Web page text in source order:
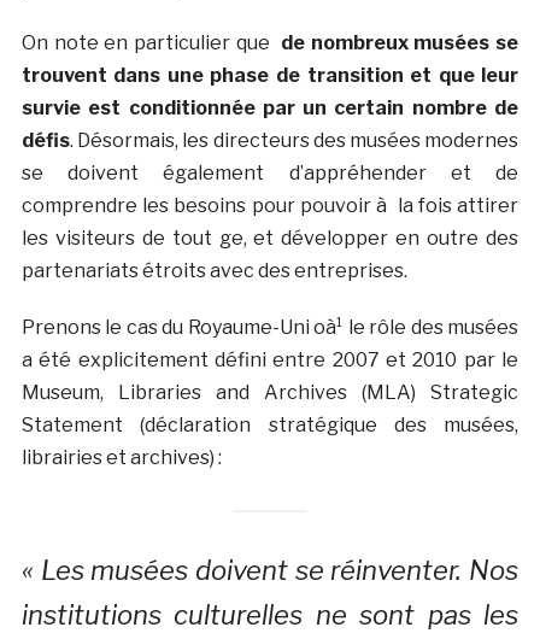
On note en particulier que de nombreux musées se
trouvent dans une phase de transition et que leur
survie est conditionnée par un certain nombre de
défis. Désormais, les directeurs des musées modernes
se doivent également d’appréhender et de
comprendre les besoins pour pouvoir à la fois attirer
les visiteurs de tout ge, et développer en outre des
partenariats étroits avec des entreprises.
Prenons le cas du Royaume-Uni oà¹ le rôle des musées
a été explicitement défini entre 2007 et 2010 par le
Museum, Libraries and Archives (MLA) Strategic
Statement (déclaration stratégique des musées,
librairies et archives) :
« Les musées doivent se réinventer. Nos
institutions culturelles ne sont pas les